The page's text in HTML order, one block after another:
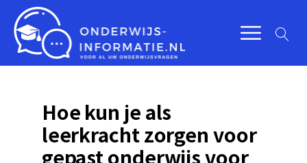
Hoe kun je als
leerkracht zorgen voor
gepast onderwijs voor